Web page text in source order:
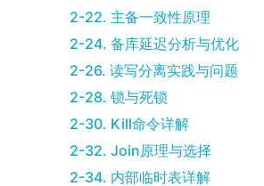
2-22. 主备一致性原理
2-24. 备库延迟分析与优化
2-26. 读写分离实践与问题
2-28. 锁与死锁
2-30. Kill命令详解
2-32. Join原理与选择
2-34. 内部临时表详解